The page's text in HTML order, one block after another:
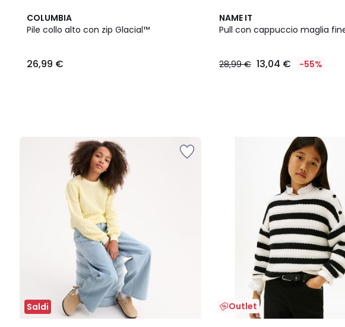
COLUMBIA
Pile collo alto con zip Glacial™
26,99 €
NAME IT
Pull con cappuccio maglia
28,99 € 13,04 € -55%
2
Colori
Saldi Outlet